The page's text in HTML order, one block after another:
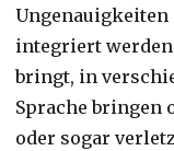
Ungenauigkeiten
integriert
bringt, in
Sprache bringen
oder sogar